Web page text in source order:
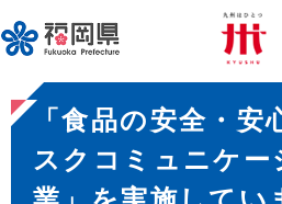
ー
ジ
先
頭
メニューを飛ばし
本
文
「食品の安全・
スクコミュニケー